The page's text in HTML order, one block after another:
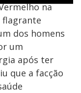
na
flagrante
dos homens
um
após ter
que a facção